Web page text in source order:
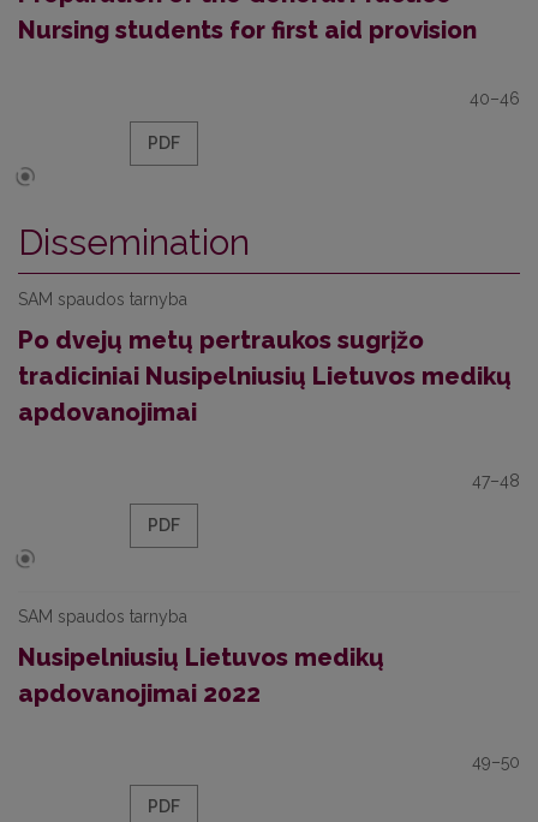
Nursing students for first aid provision
40–46
PDF
Dissemination
SAM spaudos tarnyba
Po dvejų metų pertraukos sugrįžo
tradiciniai Nusipelniusių Lietuvos medikų
apdovanojimai
47–48
PDF
SAM spaudos tarnyba
Nusipelniusių Lietuvos medikų
apdovanojimai 2022
49–50
PDF